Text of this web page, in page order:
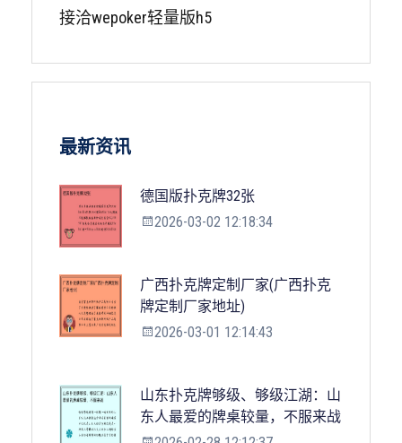
接洽wepoker轻量版h5
最新资讯
德国版扑克牌32张
2026-03-02 12:18:34
广西扑克牌定制厂家(广西扑克
牌定制厂家地址)
2026-03-01 12:14:43
山东扑克牌够级、够级江湖：山
东人最爱的牌桌较量，不服来战